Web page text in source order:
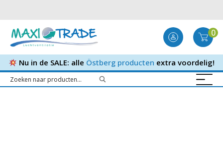
0
Nu in de SALE: alle Östberg producten extra voordelig!